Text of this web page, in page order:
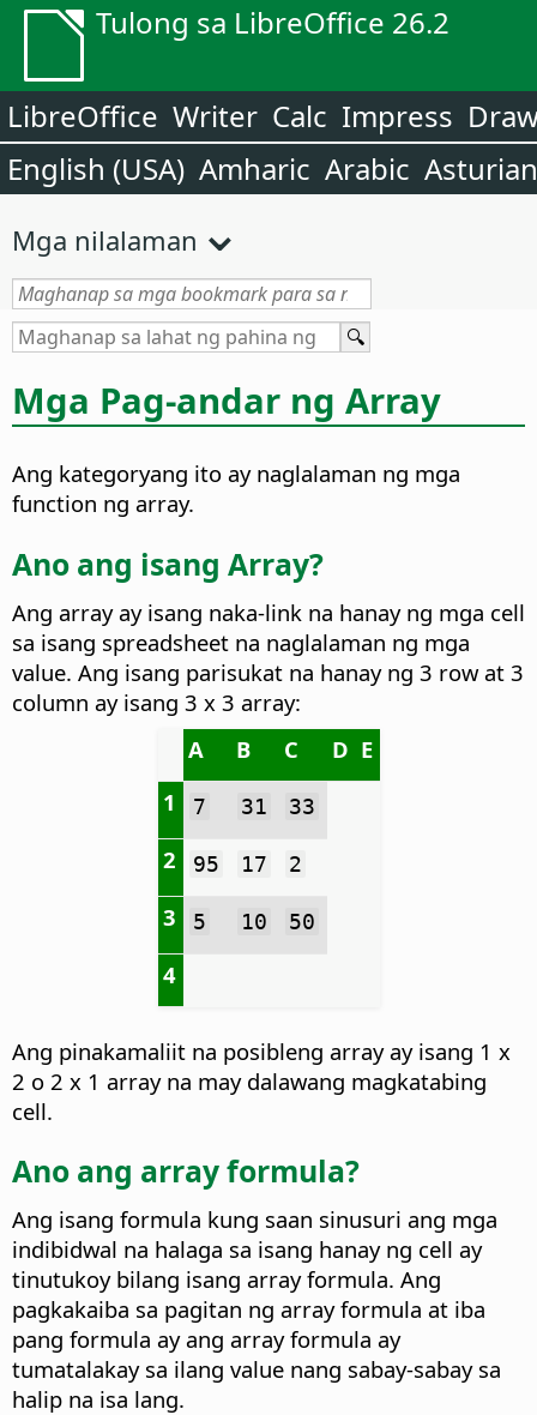
Tulong sa LibreOffice 26.2
LibreOffice Writer Calc Impress
English (USA) Amharic Arabic Asturian
Mga nilalaman
Mga Pag-andar ng Array
Ang kategoryang ito ay naglalaman ng mga
function ng array.
Ano ang isang Array?
Ang array ay isang naka-link na hanay ng mga cell
sa isang spreadsheet na naglalaman ng mga
value. Ang isang parisukat na hanay ng 3 row at 3
column ay isang 3 x 3 array:
A
B C D E
1
7 31 33
2 95 17 2
3 5 10 50
4
Ang pinakamaliit na posibleng array ay isang 1 x
2 o 2 x 1 array na may dalawang magkatabing
cell.
Ano ang array formula?
Ang isang formula kung saan sinusuri ang mga
indibidwal na halaga sa isang hanay ng cell ay
tinutukoy bilang isang array formula. Ang
pagkakaiba sa pagitan ng array formula at iba
pang formula ay ang array formula ay
tumatalakay sa ilang value nang sabay-sabay sa
halip na isa lang.